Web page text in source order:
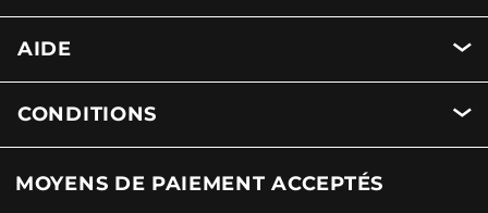
AIDE
CONDITIONS
MOYENS DE PAIEMENT ACCEPTÉS